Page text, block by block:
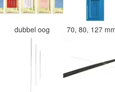
dubbel oog 70, 80, 127